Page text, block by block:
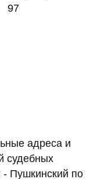
97
адреса и
судебных
- Пушкинский по